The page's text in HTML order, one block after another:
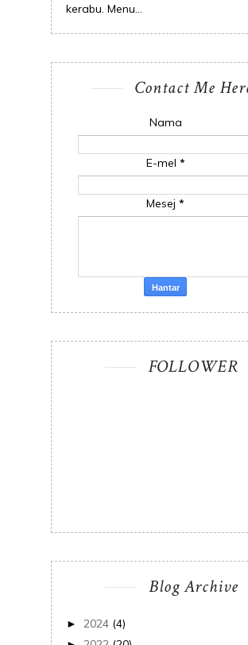
kerabu. Menu...
Contact Me
Nama
E-mel *
Mesej *
FOLLOWER
Blog Archive
► 2024 (4)